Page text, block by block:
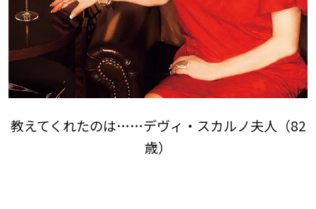
教えてくれたのは……デヴィ・スカルノ夫人（82
歳）